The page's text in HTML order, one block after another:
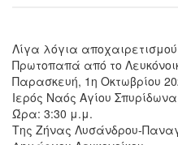
Λίγα λόγια
Πρωτοπαπά από το
Παρασκευή, 1η Οκτωβρίου
Ιερός Ναός Αγίου
Ώρα: 3:30 μ.μ.
Της Ζήνας Λυσάνδρου-